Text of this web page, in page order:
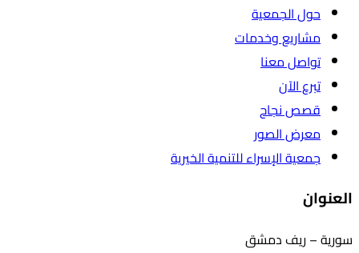
حول الجمعية
مشاريع وخدمات
تواصل معنا
تبرع الآن
قصص نجاح
معرض الصور
جمعية الإسراء للتنمية الخيرية
العنوان
سورية – ريف دمشق